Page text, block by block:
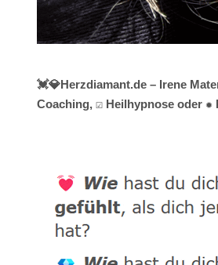
💓️💎Herzdiamant.de – Irene
Coaching, ☑️ Heilhypnose oder